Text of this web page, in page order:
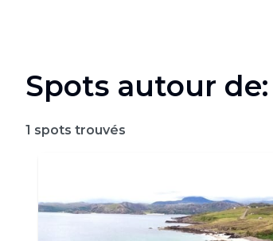
Spots autour
1 spots trouvés